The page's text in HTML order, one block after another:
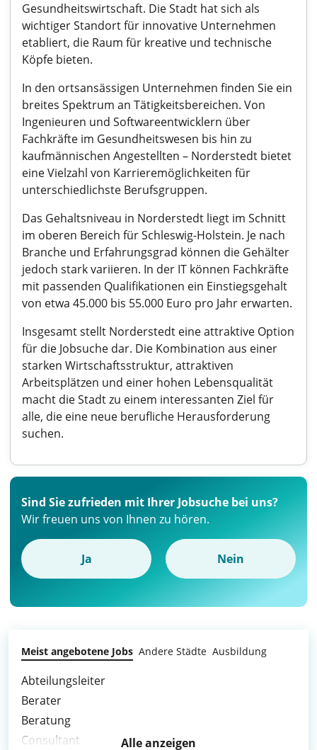
Gesundheitswirtschaft. Die Stadt hat sich als
wichtiger Standort für innovative Unternehmen
etabliert, die Raum für kreative und technische
Köpfe bieten.
In den ortsansässigen Unternehmen finden Sie ein
breites Spektrum an Tätigkeitsbereichen. Von
Ingenieuren und Softwareentwicklern über
Fachkräfte im Gesundheitswesen bis hin zu
kaufmännischen Angestellten – Norderstedt bietet
eine Vielzahl von Karrieremöglichkeiten für
unterschiedlichste Berufsgruppen.
Das Gehaltsniveau in Norderstedt liegt im Schnitt
im oberen Bereich für Schleswig-Holstein. Je nach
Branche und Erfahrungsgrad können die Gehälter
jedoch stark variieren. In der IT können Fachkräfte
mit passenden Qualifikationen ein Einstiegsgehalt
von etwa 45.000 bis 55.000 Euro pro Jahr erwarten.
Insgesamt stellt Norderstedt eine attraktive Option
für die Jobsuche dar. Die Kombination aus einer
starken Wirtschaftsstruktur, attraktiven
Arbeitsplätzen und einer hohen Lebensqualität
macht die Stadt zu einem interessanten Ziel für
alle, die eine neue berufliche Herausforderung
suchen.
Sind Sie zufrieden mit Ihrer Jobsuche bei uns?
Wir freuen uns von Ihnen zu hören.
Ja Nein
Meist angebotene Jobs Andere Städte Ausbildung
Abteilungsleiter
Berater
Beratung
Consultant
Alle anzeigen